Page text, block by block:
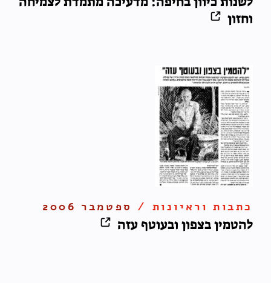
וחזון
כתבות וראיונות / ספטמבר 2006
להטמין בצפון ובעוטף עזה